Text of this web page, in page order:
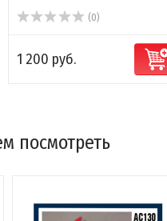
(0)
1 200 руб.
посмотреть